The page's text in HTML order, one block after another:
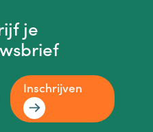
je
Inschrijven